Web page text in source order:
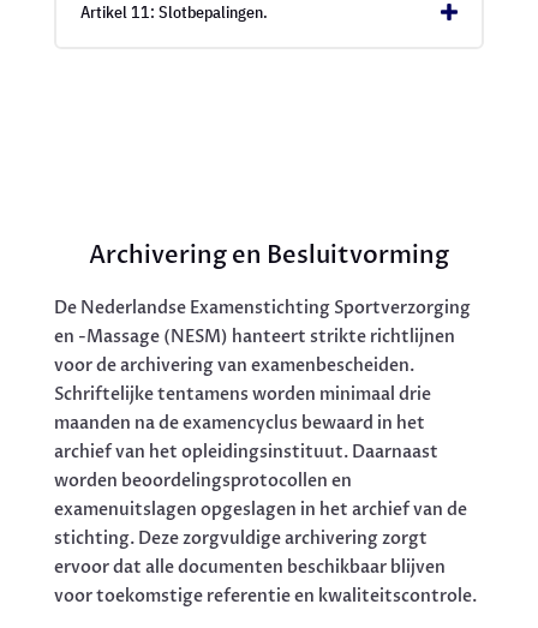
Artikel 11: Slotbepalingen.
Archivering en Besluitvorming
De Nederlandse Examenstichting Sportverzorging
en -Massage (NESM) hanteert strikte richtlijnen
voor de archivering van examenbescheiden.
Schriftelijke tentamens worden minimaal drie
maanden na de examencyclus bewaard in het
archief van het opleidingsinstituut. Daarnaast
worden beoordelingsprotocollen en
examenuitslagen opgeslagen in het archief van de
stichting. Deze zorgvuldige archivering zorgt
ervoor dat alle documenten beschikbaar blijven
voor toekomstige referentie en kwaliteitscontrole.